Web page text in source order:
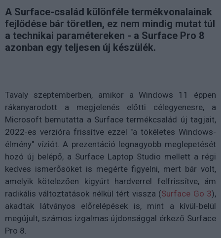
A Surface-család különféle termékvonalainak
fejlődése bár töretlen, ez nem mindig mutat túl
a technikai paramétereken - a Surface Pro 8
azonban egy teljesen új készülék.
Tavaly szeptemberben, amikor a Windows 11 éppen
rákanyarodott a megjelenés előtti célegyenesre, a
Microsoft bemutatta a Surface termékcsalád új tagjait,
2022-es verzióra frissítve ezzel "a tökéletes Windows-
élmény" víziót. A prezentáció legnagyobb meglepetését
hozó új belépő, a Surface Laptop Studio mellett a régi
kedves ismerősöket is megérte figyelni, mert bár volt,
amelyik kötelezően kigyúrt hardverrel felfrissítve, ám
radikális változtatások nélkül tért vissza (Surface Go 3),
akadtak látványos előrelépések is, mint a kívül-belül
megújult, számos izgalmas újdonsággal érkező Surface
Pro 8.